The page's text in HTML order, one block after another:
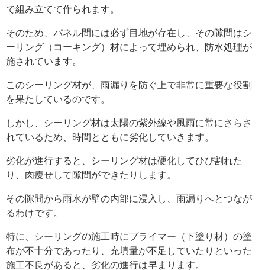
で組み立てて作られます。
そのため、パネル間には必ず目地が存在し、その隙間はシ
ーリング（コーキング）材によって埋められ、防水処理が
施されています。
このシーリング材が、雨漏りを防ぐ上で非常に重要な役割
を果たしているのです。
しかし、シーリング材は太陽の紫外線や風雨に常にさらさ
れているため、時間とともに劣化していきます。
劣化が進行すると、シーリング材は硬化してひび割れた
り、肉痩せして隙間ができたりします。
その隙間から雨水が壁の内部に浸入し、雨漏りへとつなが
るわけです。
特に、シーリングの施工時にプライマー（下塗り材）の塗
布が不十分であったり、充填量が不足していたりといった
施工不良があると、劣化の進行は早まります。